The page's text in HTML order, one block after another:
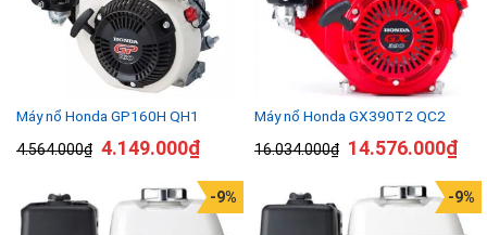
Máy nổ Honda GP160H QH1
4.564.000₫ 4.149.000₫
Máy nổ Honda GX390T2 QC2
16.034.000₫ 14.576.000₫
-9% -9%